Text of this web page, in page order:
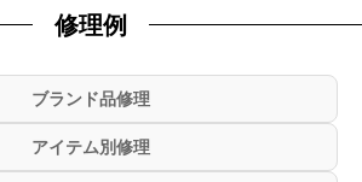
修理例
ブランド品修理
アイテム別修理